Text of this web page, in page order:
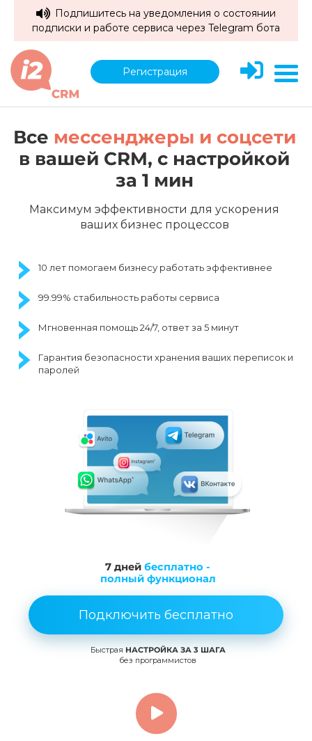
Подпишитесь на уведомления о состоянии
подписки и работе сервиса через Telegram бота
Регистрация
Все мессенджеры и соцсети
в вашей CRM, c настройкой
за 1 мин
Максимум эффективности для ускорения
ваших бизнес процессов
10 лет помогаем бизнесу работать эффективнее
99.99% стабильность работы сервиса
Мгновенная помощь 24/7, ответ за 5 минут
Гарантия безопасности хранения ваших переписок и
паролей
7 дней бесплатно -
полный функционал
Подключить бесплатно
Быстрая НАСТРОЙКА ЗА 3 ШАГА
без программистов